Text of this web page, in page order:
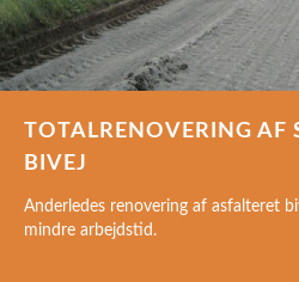
TOTALRENOVERING AF
BIVEJ
Anderledes renovering af asfalteret
mindre arbejdstid.